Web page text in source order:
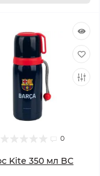
0
Kite 350 мл BC